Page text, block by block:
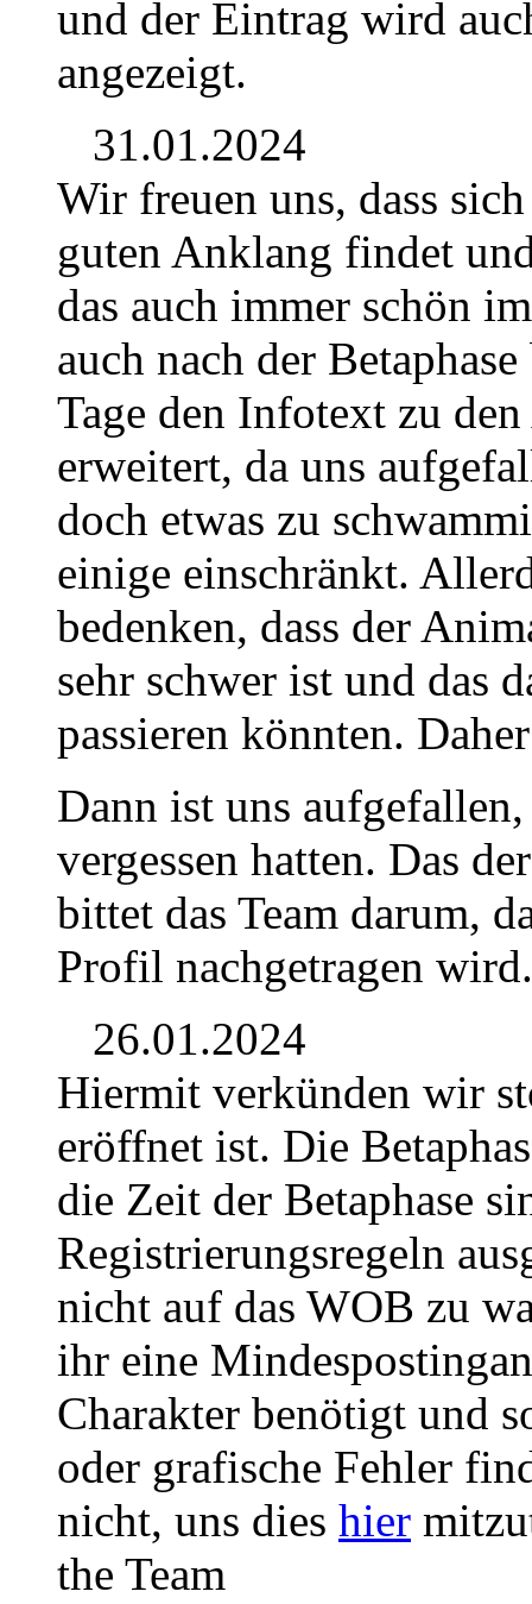
und der Eintrag wird
angezeigt.
31.01.2024
Wir freuen uns, dass
guten Anklang findet
das auch immer schön
auch nach der
Tage den Infotext zu
erweitert, da uns
doch etwas zu
einige einschränkt.
bedenken, dass der
sehr schwer ist und das
passieren könnten.
Dann ist uns
vergessen hatten. Das
bittet das Team darum,
Profil nachgetragen wird.
26.01.2024
Hiermit verkünden wir
eröffnet ist. Die
die Zeit der Betaphase
Registrierungsregeln
nicht auf das WOB zu
ihr eine
Charakter benötigt und
oder grafische Fehler
nicht, uns dies hier
the Team